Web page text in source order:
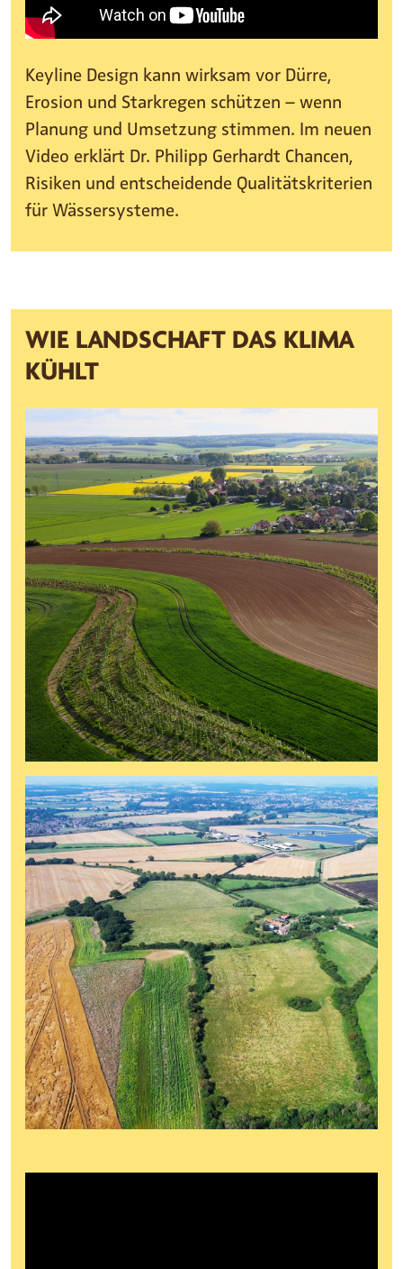
Keyline Design kann wirksam vor Dürre,
Erosion und Starkregen schützen – wenn
Planung und Umsetzung stimmen. Im neuen
Video erklärt Dr. Philipp Gerhardt Chancen,
Risiken und entscheidende Qualitätskriterien
für Wässersysteme.
WIE LANDSCHAFT DAS KLIMA
KÜHLT